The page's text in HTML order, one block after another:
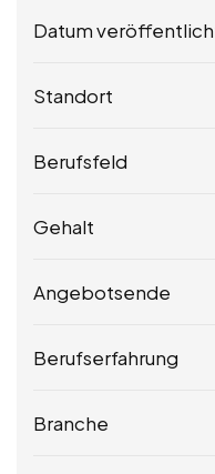
Datum
Standort
Berufsfeld
Gehalt
Angebotsende
Berufserfahrung
Branche